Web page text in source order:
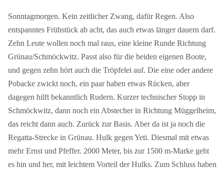
Sonntagmorgen. Kein zeitlicher Zwang, dafür Regen. Also
entspanntes Frühstück ab acht, das auch etwas länger dauern darf.
Zehn Leute wollen noch mal raus, eine kleine Runde Richtung
Grünau/Schmöckwitz. Passt also für die beiden eigenen Boote,
und gegen zehn hört auch die Tröpfelei auf. Die eine oder andere
Pobacke zwickt noch, ein paar haben etwas Rücken, aber
dagegen hilft bekanntlich Rudern. Kurzer technischer Stopp in
Schmöckwitz, dann noch ein Abstecher in Richtung Müggelheim,
das reicht dann auch. Zurück zur Basis. Aber da ist ja noch die
Regatta-Strecke in Grünau. Hulk gegen Yeti. Diesmal mit etwas
mehr Ernst und Pfeffer. 2000 Meter, bis zur 1500 m-Marke geht
es hin und her, mit leichtem Vorteil der Hulks. Zum Schluss haben